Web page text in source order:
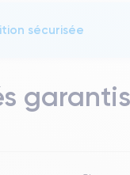
sécurisée